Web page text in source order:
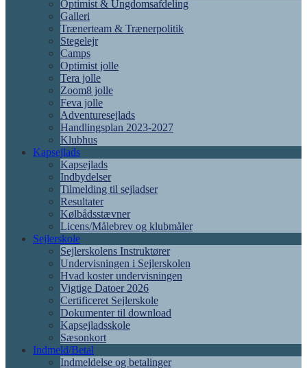
Optimist & Ungdomsafdeling
Galleri
Trænerteam & Trænerpolitik
Stegelejr
Camps
Optimist jolle
Tera jolle
Zoom8 jolle
Feva jolle
Adventuresejlads
Handlingsplan 2023-2027
Klubhus
Kapsejlads
Kapsejlads
Indbydelser
Tilmelding til sejladser
Resultater
Kølbådsstævner
Licens/Målebrev og klubmåler
Sejlerskole
Sejlerskolens Instruktører
Undervisningen i Sejlerskolen
Hvad koster undervisningen
Vigtige Datoer 2026
Certificeret Sejlerskole
Dokumenter til download
Kapsejladsskole
Sæsonkort
Indmeld/Betal
Indmeldelse og betalinger